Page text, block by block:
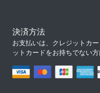
決済方法
お支払いは、クレジットカ
ットカードをお持ちでない